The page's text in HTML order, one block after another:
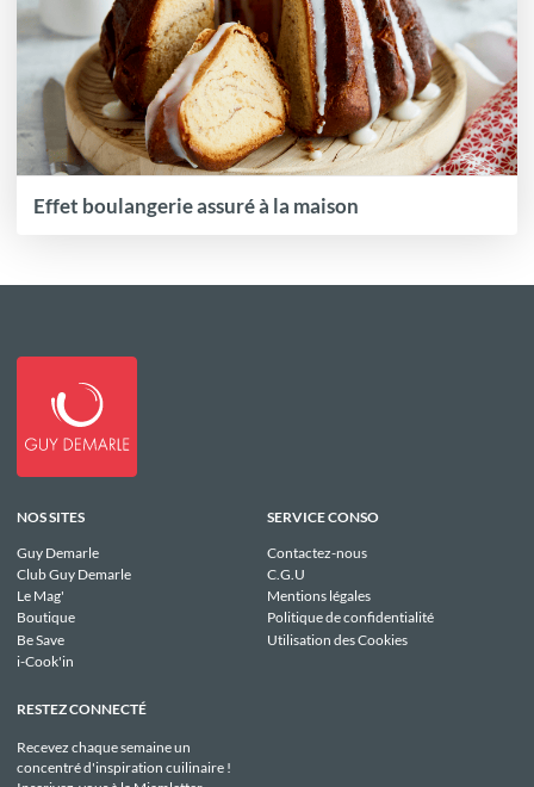
Effet boulangerie assuré à la maison
NOS SITES
Guy Demarle
Club Guy Demarle
Le Mag'
Boutique
Be Save
i-Cook'in
SERVICE CONSO
Contactez-nous
C.G.U
Mentions légales
Politique de confidentialité
Utilisation des Cookies
RESTEZ CONNECTÉ
Recevez chaque semaine un
concentré d'inspiration cuilinaire !